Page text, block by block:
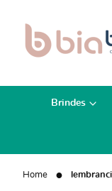
Brindes
Home